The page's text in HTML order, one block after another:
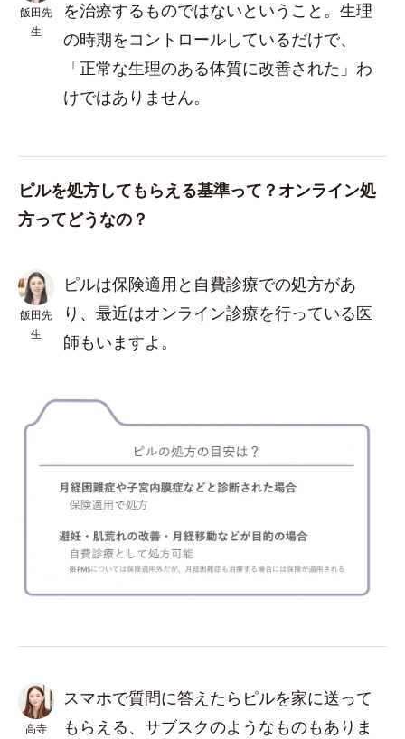
飯田先
生
を治療するものではないということ。生理
の時期をコントロールしているだけで、
「正常な生理のある体質に改善された」わ
けではありません。
ピルを処方してもらえる基準って？オンライン処
方ってどうなの？
飯田先
生
ピルは保険適用と自費診療での処方があ
り、最近はオンライン診療を行っている医
師もいますよ。
高寺
スマホで質問に答えたらピルを家に送って
もらえる、サブスクのようなものもありま